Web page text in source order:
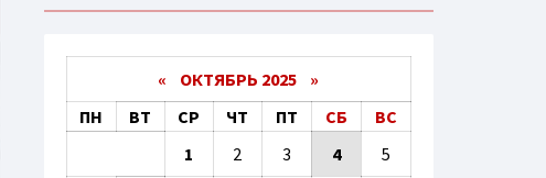
« ОКТЯБРЬ 2025 »
ПН
ВТ СР ЧТ ПТ СБ
ВС
1
2 3 4 5